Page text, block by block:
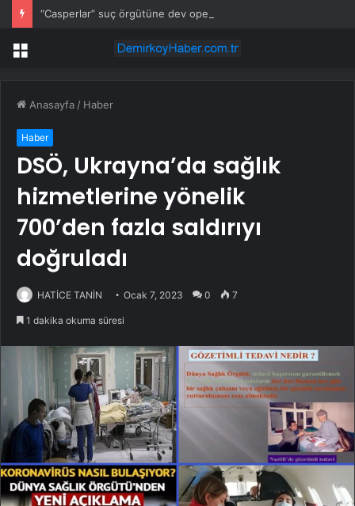
Menü
Anasayfa / Haber
Haber
DSÖ, Ukrayna’da sağlık
hizmetlerine yönelik
700’den fazla saldırıyı
doğruladı
HATİCE TANİN Ocak 7, 2023 0 7
1 dakika okuma süresi